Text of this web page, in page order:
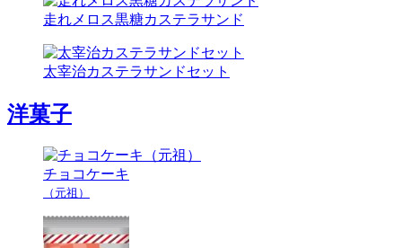
走れメロス黒糖カステラサンド
太宰治カステラサンドセット
洋菓子
チョコケーキ
（元祖）